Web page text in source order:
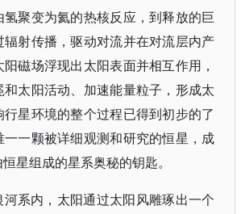
聚变为氦的热核反应，到释放的巨
辐射传播，驱动对流并在对流层内产
磁场浮现出太阳表面并相互作用，
太阳活动、加速能量粒子，形成太
星环境的整个过程已得到初步的了
一颗被详细观测和研究的恒星，成
星组成的星系奥秘的钥匙。
系内，太阳通过太阳风雕琢出一个